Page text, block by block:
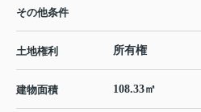
その他条件
土地権利 所有権
建物面積 108.33㎡